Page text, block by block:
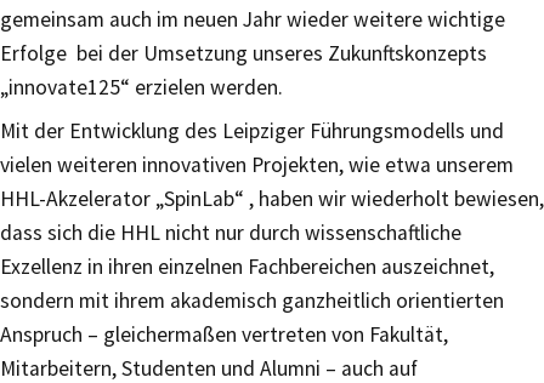
gemeinsam auch im neuen Jahr wieder weitere wichtige
Erfolge bei der Umsetzung unseres Zukunftskonzepts
„innovate125“ erzielen werden.
Mit der Entwicklung des Leipziger Führungsmodells und
vielen weiteren innovativen Projekten, wie etwa unserem
HHL-Akzelerator „SpinLab“ , haben wir wiederholt bewiesen,
dass sich die HHL nicht nur durch wissenschaftliche
Exzellenz in ihren einzelnen Fachbereichen auszeichnet,
sondern mit ihrem akademisch ganzheitlich orientierten
Anspruch – gleichermaßen vertreten von Fakultät,
Mitarbeitern, Studenten und Alumni – auch auf